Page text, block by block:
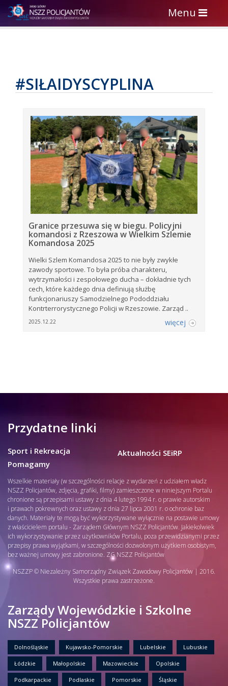
Toggle
navigation
Menu
#SIŁAIDYSCYPLINA
Granice przesuwa się w biegu. Policyjni
komandosi z Rzeszowa w Wielkim Szlemie
Komandosa 2025
Wielki Szlem Komandosa 2025 to nie były zwykłe
zawody sportowe. To była próba charakteru,
wytrzymałości i zespołowego ducha – dokładnie tych
cech, które każdego dnia definiują służbę
funkcjonariuszy Samodzielnego Pododdziału
Kontrterrorystycznego Policji w Rzeszowie. Zarząd ..
2025.12.22 więcej
Przydatne linki
Sport i Rekreacja
Pomagamy
Aktualności SEiRP
Wszelkie materiały (w szczególności relacje z wydarzeń z udziałem władz
NSZZ Policjantów, zdjęcia, grafiki, filmy) zamieszczone w niniejszym Portalu
chronione są przepisami ustawy z dnia 4 lutego 1994 r. o prawie autorskim
i prawach pokrewnych oraz ustawy z dnia 27 lipca 2001 r. o ochronie baz
danych. Materiały te mogą być wykorzystywane wyłącznie na postawie umowy
z właścicielem portalu - Zarządem Głównym NSZZ Policjantów. Jakiekolwiek
ich wykorzystywanie przez użytkowników Portalu, poza przewidzianymi przez
przepisy prawa wyjątkami, w szczególności dozwolonym użytkiem osobistym,
bez ważnej umowy jest zabronione. ZG NSZZ Policjantów
NSZZP © Niezależny Samorządny Związek Zawodowy Policjantów | 2016.
Wszystkie prawa zastrzeżone.
Zarządy Wojewódzkie i Szkolne
NSZZ Policjantów
Dolnośląskie Kujawsko-Pomorskie Lubelskie Lubuskie
Łódzkie Małopolskie Mazowieckie Opolskie
Podkarpackie Podlaskie Pomorskie Śląskie